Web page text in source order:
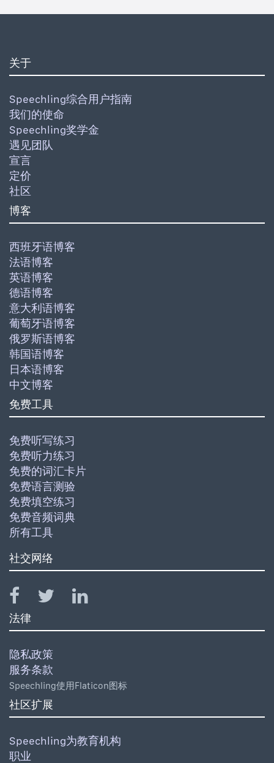
关于
Speechling综合用户指南
我们的使命
Speechling奖学金
遇见团队
宣言
定价
社区
博客
西班牙语博客
法语博客
英语博客
德语博客
意大利语博客
葡萄牙语博客
俄罗斯语博客
韩国语博客
日本语博客
中文博客
免费工具
免费听写练习
免费听力练习
免费的词汇卡片
免费语言测验
免费填空练习
免费音频词典
所有工具
社交网络
法律
隐私政策
服务条款
Speechling使用Flaticon图标
社区扩展
Speechling为教育机构
职业